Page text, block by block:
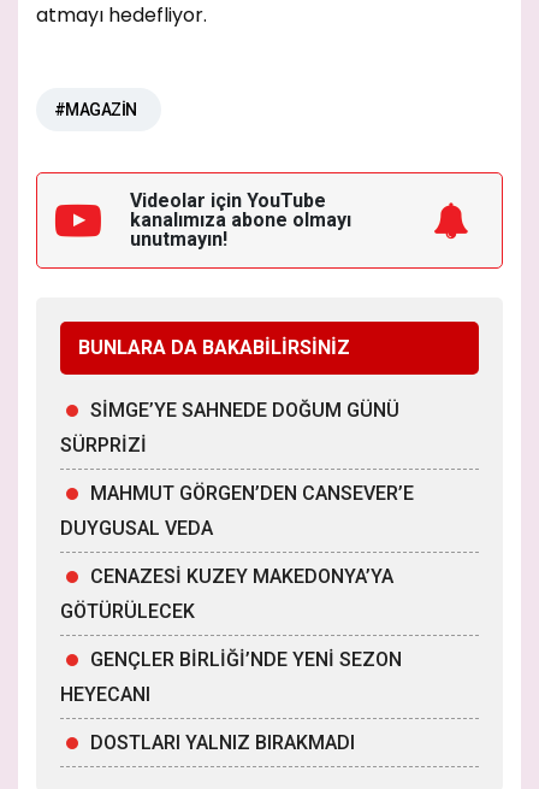
atmayı hedefliyor.
#MAGAZİN
Videolar için YouTube
kanalımıza abone olmayı
unutmayın!
BUNLARA DA BAKABİLİRSİNİZ
SİMGE’YE SAHNEDE DOĞUM GÜNÜ
SÜRPRİZİ
MAHMUT GÖRGEN’DEN CANSEVER’E
DUYGUSAL VEDA
CENAZESİ KUZEY MAKEDONYA’YA
GÖTÜRÜLECEK
GENÇLER BİRLİĞİ’NDE YENİ SEZON
HEYECANI
DOSTLARI YALNIZ BIRAKMADI